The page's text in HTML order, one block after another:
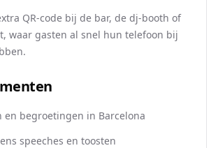
QR-code bij de bar, de dj-booth of
waar gasten al snel hun telefoon bij
en begroetingen in Barcelona
speeches en toosten